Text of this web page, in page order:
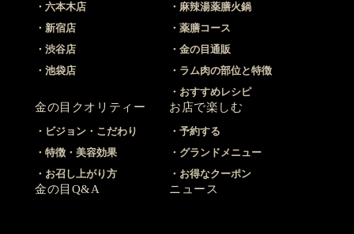
六本木店
新宿店
渋谷店
池袋店
麻辣湯薬膳火鍋
薬膳コース
金の目通販
ラム肉の部位と特徴
おすすめレシピ
金の目クオリティー
ビジョン・こだわり
特徴・美容効果
お召し上がり方
お店で楽しむ
予約する
グランドメニュー
お得なクーポン
金の目Q&A ニュース